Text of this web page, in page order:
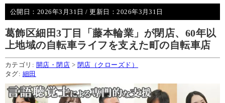
公開日： 2026年3月31日 / 更新日：2026年3月31日
葛飾区細田3丁目「藤本輪業」が閉店、60年以
上地域の自転車ライフを支えた町の自転車店
カテゴリ: 開店・閉店 > 閉店（クローズド）
タグ: 細田